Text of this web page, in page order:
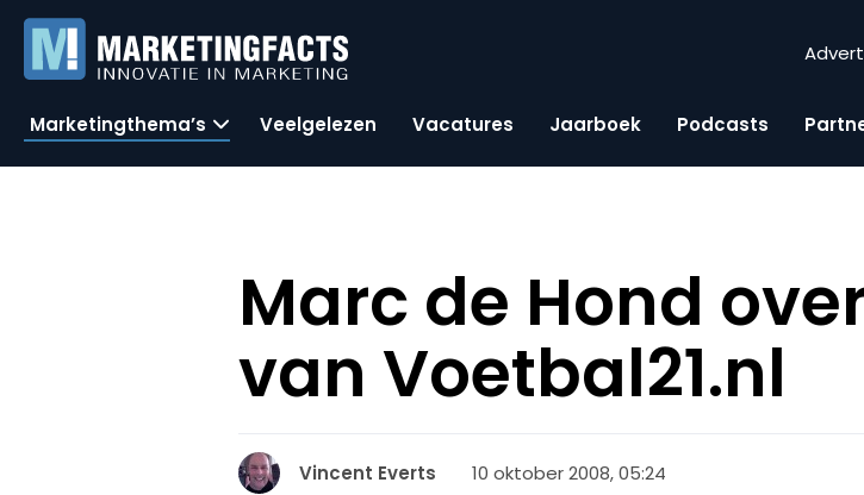
Marketingthema’s Veelgelezen Vacatures Jaarboek Podcasts
Marc de Hond
van Voetbal21.nl
Vincent Everts 10 oktober 2008, 05:24